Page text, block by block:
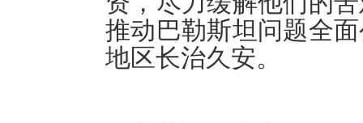
推动巴勒斯坦问题全
地区长治久安。